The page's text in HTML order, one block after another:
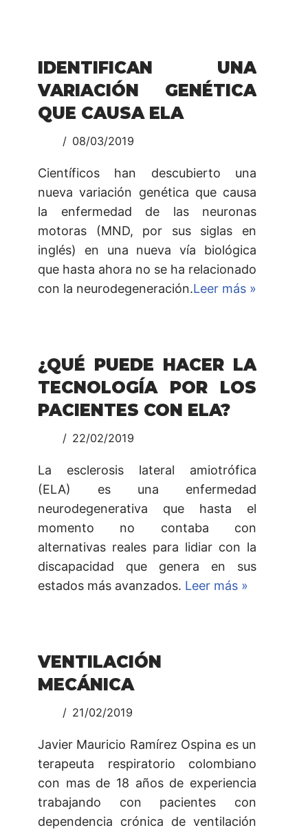
IDENTIFICAN UNA
VARIACIÓN GENÉTICA
QUE CAUSA ELA
08/03/2019
Científicos han descubierto una
nueva variación genética que causa
la enfermedad de las neuronas
motoras (MND, por sus siglas en
inglés) en una nueva vía biológica
que hasta ahora no se ha relacionado
con la neurodegeneración.Leer más »
¿QUÉ PUEDE HACER LA
TECNOLOGÍA POR LOS
PACIENTES CON ELA?
22/02/2019
La esclerosis lateral amiotrófica
(ELA) es una enfermedad
neurodegenerativa que hasta el
momento no contaba con
alternativas reales para lidiar con la
discapacidad que genera en sus
estados más avanzados. Leer más »
VENTILACIÓN
MECÁNICA
21/02/2019
Javier Mauricio Ramírez Ospina es un
terapeuta respiratorio colombiano
con mas de 18 años de experiencia
trabajando con pacientes con
dependencia crónica de ventilación